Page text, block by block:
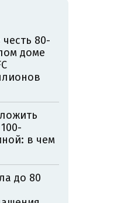
80-
доме
в чем
до 80